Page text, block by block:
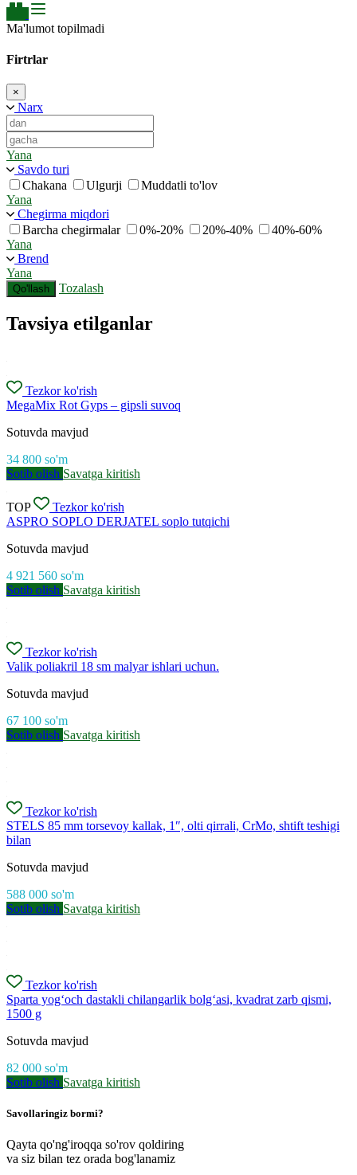
Ma'lumot topilmadi
Firtrlar
×
Narx
Yana
Savdo turi
Chakana
Ulgurji
Muddatli to'lov
Yana
Chegirma miqdori
Barcha chegirmalar
0%-20% 20%-40%
40%-60%
Yana
Brend
Yana
Qo'llash Tozalash
Tavsiya etilganlar
Tezkor ko'rish
MegaMix Rot Gyps – gipsli suvoq
Sotuvda mavjud
34 800 so'm
Sotib olish Savatga kiritish
TOP
Tezkor ko'rish
ASPRO SOPLO DERJATEL soplo tutqichi
Sotuvda mavjud
4 921 560 so'm
Sotib olish Savatga kiritish
Tezkor ko'rish
Valik poliakril 18 sm malyar ishlari uchun.
Sotuvda mavjud
67 100 so'm
Sotib olish Savatga kiritish
Tezkor ko'rish
STELS 85 mm torsevoy kallak, 1″, olti qirrali, CrMo, shtift teshigi
bilan
Sotuvda mavjud
588 000 so'm
Sotib olish Savatga kiritish
Tezkor ko'rish
Sparta yog‘och dastakli chilangarlik bolg‘asi, kvadrat zarb qismi,
1500 g
Sotuvda mavjud
82 000 so'm
Sotib olish Savatga kiritish
Savollaringiz bormi?
Qayta qo'ng'iroqqa so'rov qoldiring
va siz bilan tez orada bog'lanamiz